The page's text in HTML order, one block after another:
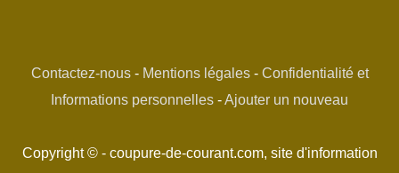
Contactez-nous- Mentions légales- Confidentialité et
Informations personnelles -Ajouter un nouveau
Copyright © - coupure-de-courant.com, site d'information